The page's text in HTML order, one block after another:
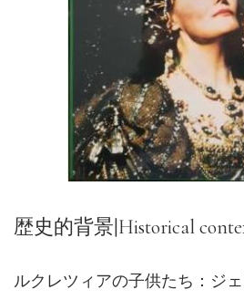
歴史的背景|Historical
ルクレツィアの子供たち：ジ